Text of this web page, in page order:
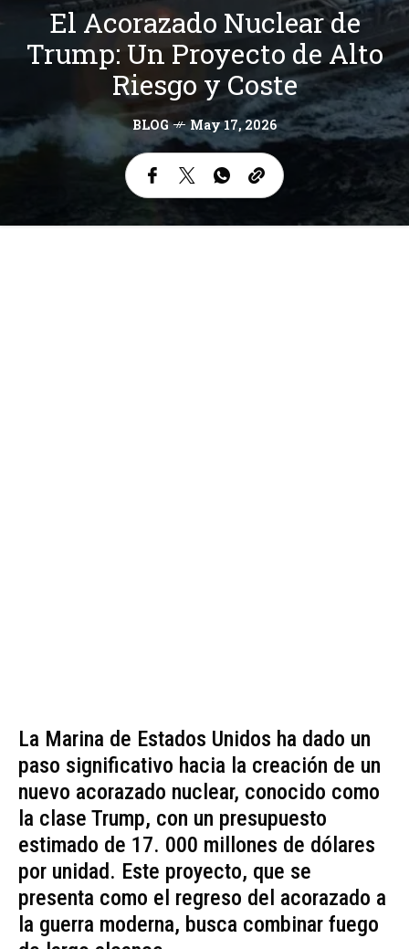
El Acorazado Nuclear de
Trump: Un Proyecto de Alto
Riesgo y Coste
BLOG May 17, 2026
La Marina de Estados Unidos ha dado un
paso significativo hacia la creación de un
nuevo acorazado nuclear, conocido como
la clase Trump, con un presupuesto
estimado de 17. 000 millones de dólares
por unidad. Este proyecto, que se
presenta como el regreso del acorazado a
la guerra moderna, busca combinar fuego